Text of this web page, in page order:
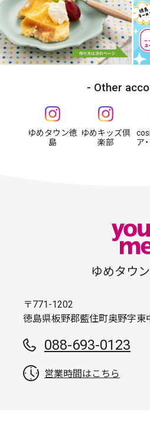
Other
ゆめタウン徳
島
ゆめキッズ倶
楽部
ア
ゆめタウ
〒771-1202
徳島県板野郡藍住町奥野字東
088-693-0123
営業時間はこちら